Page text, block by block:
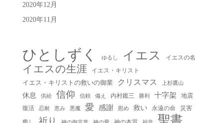
2020年12月
2020年11月
ひとしずく ゆるし イエス イエスの名
イエスの生涯
イエス・キリスト
イエス・キリストの救いの御業
クリスマス 上杉鷹山
休息 供給 信仰 信頼 備え 内村鑑三 勝利 十字架
地震
復活
忍耐 恵み 悪魔 愛 感謝 慰め 救い 永遠の命
災害
聖書